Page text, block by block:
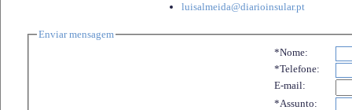
luisalmeida@diarioinsular.pt
Enviar mensagem
*Nome:
*Telefone:
E-mail:
*Assunto: